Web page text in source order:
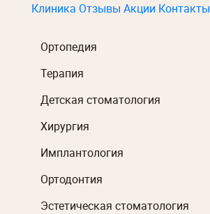
Клиника Отзывы Акции Контакты
Ортопедия
Терапия
Детская стоматология
Хирургия
Имплантология
Ортодонтия
Эстетическая стоматология